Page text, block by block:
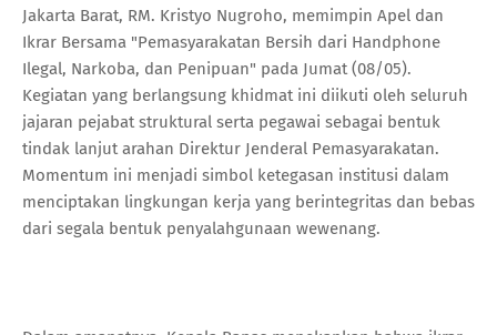
Jakarta Barat, RM. Kristyo Nugroho, memimpin Apel dan
Ikrar Bersama "Pemasyarakatan Bersih dari Handphone
Ilegal, Narkoba, dan Penipuan" pada Jumat (08/05).
Kegiatan yang berlangsung khidmat ini diikuti oleh seluruh
jajaran pejabat struktural serta pegawai sebagai bentuk
tindak lanjut arahan Direktur Jenderal Pemasyarakatan.
Momentum ini menjadi simbol ketegasan institusi dalam
menciptakan lingkungan kerja yang berintegritas dan bebas
dari segala bentuk penyalahgunaan wewenang.